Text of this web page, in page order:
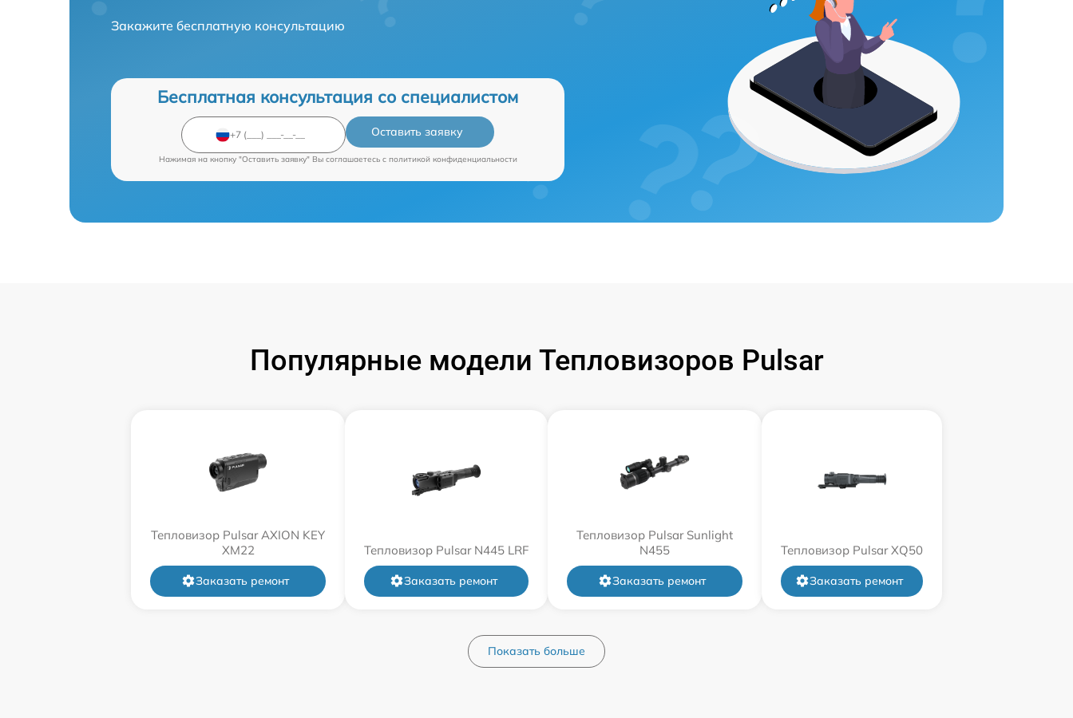
Закажите бесплатную консультацию
Бесплатная консультация со специалистом
Оставить заявку
Нажимая на кнопку "Оставить заявку" Вы соглашаетесь c политикой конфиденциальности
Популярные модели Тепловизоров Pulsar
Тепловизор Pulsar AXION KEY
XM22
Заказать ремонт
Тепловизор Pulsar N445 LRF
Заказать ремонт
Тепловизор Pulsar Sunlight
N455
Заказать ремонт
Тепловизор Pulsar XQ50
Заказать ремонт
Показать больше